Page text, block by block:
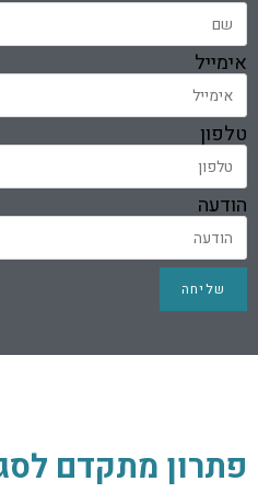
אימייל
טלפון
הודעה
שליחה
פתרון מתקדם